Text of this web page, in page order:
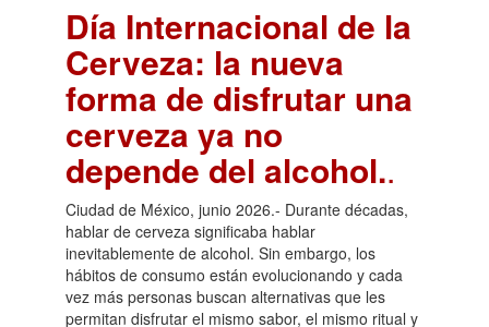
Día Internacional de la
Cerveza: la nueva
forma de disfrutar una
cerveza ya no
depende del alcohol..
Ciudad de México, junio 2026.- Durante décadas,
hablar de cerveza significaba hablar
inevitablemente de alcohol. Sin embargo, los
hábitos de consumo están evolucionando y cada
vez más personas buscan alternativas que les
permitan disfrutar el mismo sabor, el mismo ritual y